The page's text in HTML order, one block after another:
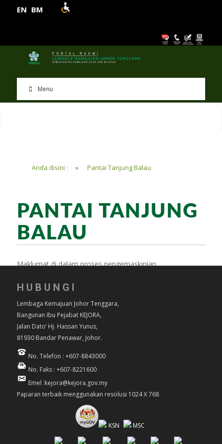
EN BM
Menu
Anda disini : » Pantai Tanjung Balau
PANTAI TANJUNG
BALAU
Maklumat di dalam proses pengemaskinian.
HUBUNGI
Lembaga Kemajuan Johor Tenggara,
Bangunan Ibu Pejabat KEJORA,
Jalan Dato’ Hj. Hassan Yunus,
81930 Bandar Penawar, Johor.
No. Telefon : +607-8843000
No. Faks : +607-8221600
Emel :kejora@kejora.gov.my
Paparan terbaik menggunakan resolusi 1024 X 768